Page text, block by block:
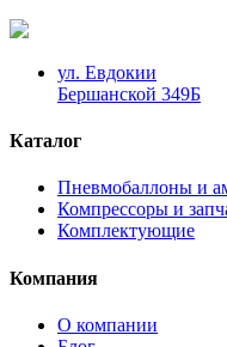
ул. Евдокии
Бершанской 349Б
Каталог
Пневмобаллоны и
Компрессоры и
Комплектующие
Компания
О компании